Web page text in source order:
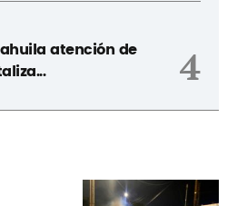
atención de
4